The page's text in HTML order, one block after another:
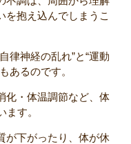
を抱え込んでしまうこ
律神経の乱れ”と“運動
あるのです。
化・体温調節など、体
す。
が下がったり、体が休